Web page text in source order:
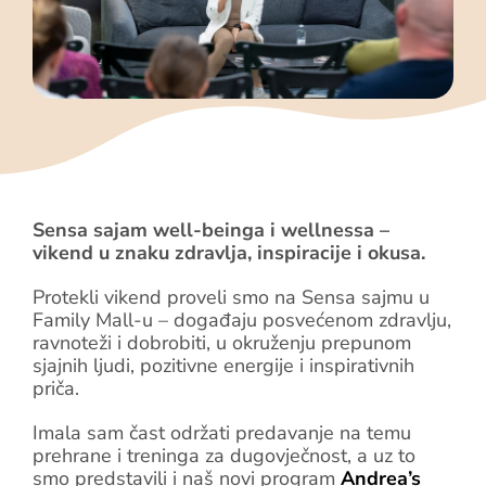
Blog
Shop
Košarica
Podrška
Sensa sajam well-beinga i wellnessa –
vikend u znaku zdravlja, inspiracije i okusa.
Protekli vikend proveli smo na Sensa sajmu u
Family Mall-u – događaju posvećenom zdravlju,
ravnoteži i dobrobiti, u okruženju prepunom
sjajnih ljudi, pozitivne energije i inspirativnih
priča.
Imala sam čast održati predavanje na temu
prehrane i treninga za dugovječnost, a uz to
smo predstavili i naš novi program Andrea’s